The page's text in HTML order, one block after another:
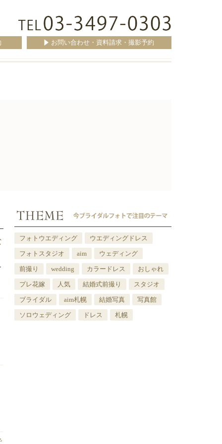
お問い合わせ・資料請求・撮影予約
フォトウエディング ウエディングドレス
フォトスタジオ aim ウェディング
前撮り wedding カラードレス おしゃれ
プレ花嫁 人気 結婚式前撮り スタジオ
ブライダル aim札幌 結婚写真 写真館
ソロウェディング ドレス 札幌